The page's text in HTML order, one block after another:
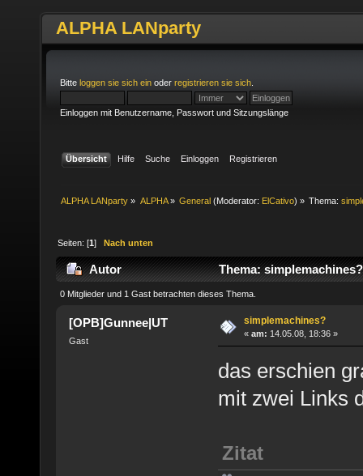
ALPHA LANparty
Bitte loggen sie sich ein oder registrieren sie sich
Einloggen mit Benutzername, Passwort und Sitzungslänge
Übersicht Hilfe Suche Einloggen Registrieren
ALPHA LANparty » ALPHA» General(Moderator: ElCativo) » Thema:
Seiten: [1]Nach unten
Autor Thema:
0 Mitglieder und 1 Gast betrachten dieses Thema.
[OPB]Gunnee|UT
Gast
simplemachines?
« am: 14.05.08, 18:36 »
das erschien
mit zwei Links
Zitat